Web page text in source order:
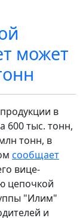
может
в
600 тыс. тонн,
тонн, в
сообщает
вице-
цепочкой
"Илим"
и